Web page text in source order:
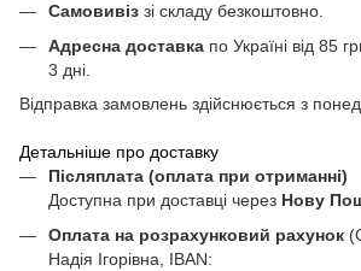
Самовивіз зі складу безкоштовно.
Адресна доставка по Україні від 85
3 дні.
Відправка замовлень здійснюється з
Детальніше про доставку
Післяплата (оплата при отриманні)
Доступна при доставці через Нову
Оплата на розрахунковий рахунок
Надія Ігорівна, IBAN: